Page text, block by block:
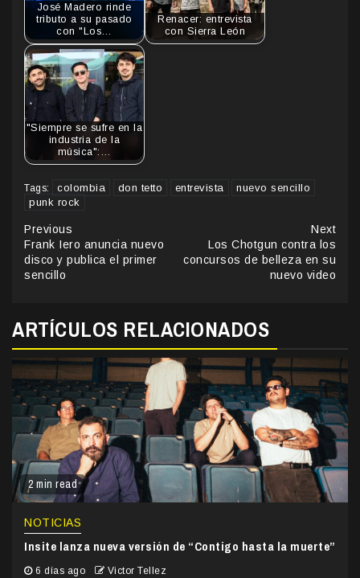
José Madero rinde
tributo a su pasado
con "Los…
Renacer: entrevista
con Sierra León
"Siempre se sufre en la
industria de la
música":…
Tags: colombia don tetto entrevista
nuevo sencillo
punk rock
Continue
Reading
Previous
Frank Iero anuncia nuevo
disco y publica el primer
sencillo
Next
Los Chotgun contra los
concursos de belleza en su
nuevo video
ARTÍCULOS RELACIONADOS
2 min read
NOTICIAS
Insite lanza nueva versión de “Contigo hasta la muerte”
6 días ago Victor Tellez